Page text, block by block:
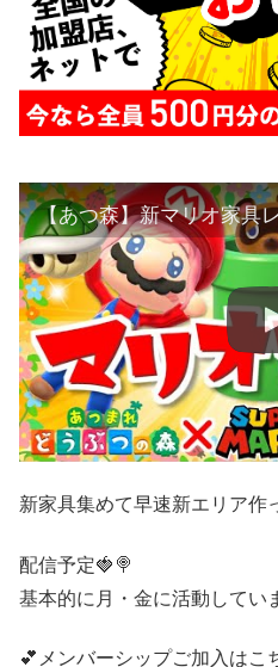
新家具集めて早速新エリア作
配信予定🍓🍭
基本的に月・金に活動してい
💕メンバーシップご加入はこ